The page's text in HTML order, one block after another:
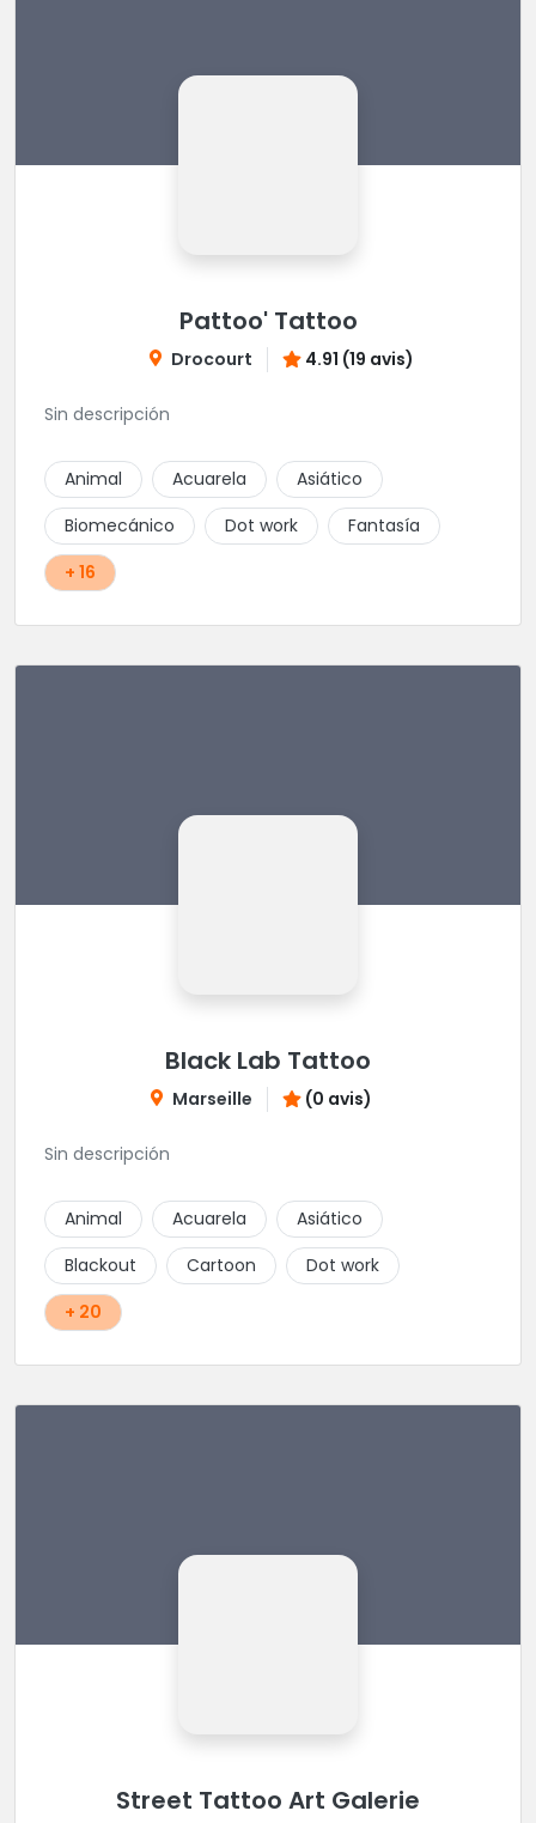
Pattoo' Tattoo
Drocourt 4.91 (19 avis)
Sin descripción
Animal Acuarela
Asiático
Biomecánico
Dot work
Fantasía
+ 16
Black Lab Tattoo
Marseille (0 avis)
Sin descripción
Animal Acuarela
Asiático
Blackout
Cartoon
Dot work
+ 20
Street Tattoo Art Galerie